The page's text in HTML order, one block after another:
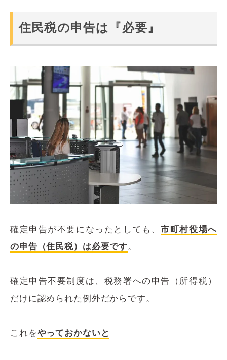
住民税の申告は『必要』
確定申告が不要になったとしても、市町村役場へ
の申告（住民税） は必要です。
確定申告不要制度は、税務署への申告（所得税）
だけに認められた例外だからです。
これをやっておかないと